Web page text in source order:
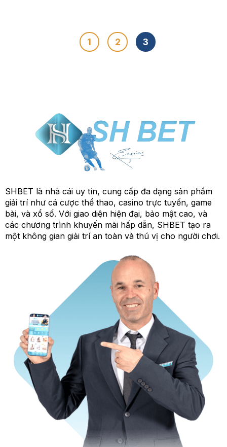
1 2 3
SHBET là nhà cái uy tín, cung cấp đa dạng sản phẩm
giải trí như cá cược thể thao, casino trực tuyến, game
bài, và xổ số. Với giao diện hiện đại, bảo mật cao, và
các chương trình khuyến mãi hấp dẫn, SHBET tạo ra
một không gian giải trí an toàn và thú vị cho người chơi.